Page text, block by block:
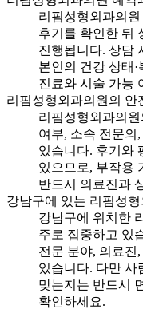
리핌성형외과의
후기를 확인한 뒤
진행됩니다. 상담
본인의 건강 상태
진료와 시술 가능
리핌성형외과의원의 안
리핌성형외과의
여부, 소속 전문의
있습니다. 후기와
있으므로, 부작용
반드시 의료진과
강남구에 있는 리핌성
강남구에 위치한
주로 집중하고 있
전문 분야, 의료진
있습니다. 다만 사
맞는지는 반드시
확인하세요.